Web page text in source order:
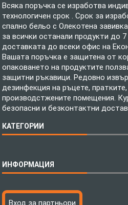
Всяка поръчка се изработва
технологичен срок . Срок за
спално бельо с Олекотена
за всички останали продукти до
доставката до всеки офис на
Вашата поръчка е защитена от
опаковането на продуктите
защитни ръкавици. Редовно
дезинфекция на ръцете,
производстжените помещения.
безопасни и безконтактни
КАТЕГОРИИ
Бебешки спални комплекти
Тениски с пълноцветен печат
ИНФОРМАЦИЯ
Технология на печатане
Вход за партньори